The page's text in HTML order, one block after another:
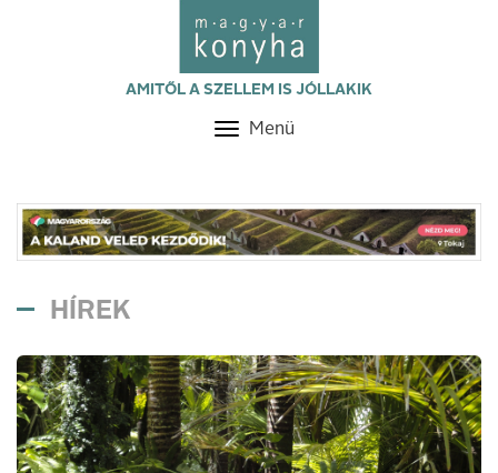
AMITŐL A SZELLEM IS JÓLLAKIK
Toggle
Menü
HÍREK